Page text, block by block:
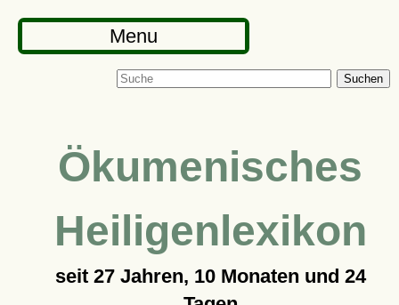
Menu
Suchen
Ökumenisches
Heiligenlexikon
seit 27 Jahren, 10 Monaten und 24